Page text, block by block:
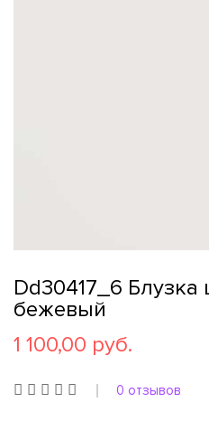
Dd30417_6
бежевый
1 100,00 руб.
0 отзывов